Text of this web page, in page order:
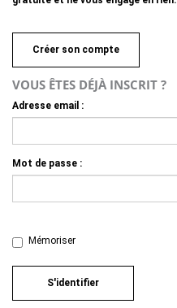
Créer son compte
VOUS ÊTES DÉJÀ INSCRIT ?
Adresse email :
Mot de passe :
Mémoriser
S'identifier